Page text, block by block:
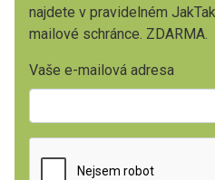
najdete v pravidelném
mailové schránce. ZDARMA.
Vaše e-mailová adresa